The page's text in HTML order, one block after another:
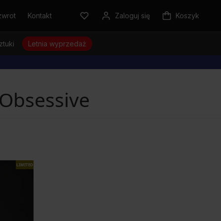
Kontakt Zaloguj się Koszyk
Letnia wyprzedaż
LIMITED